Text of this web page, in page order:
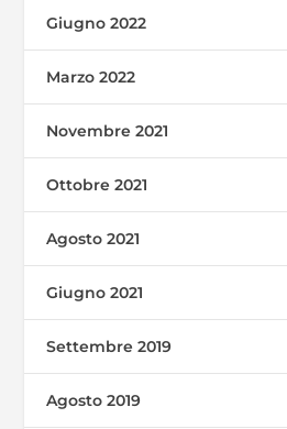
Giugno 2022
Marzo 2022
Novembre 2021
Ottobre 2021
Agosto 2021
Giugno 2021
Settembre 2019
Agosto 2019